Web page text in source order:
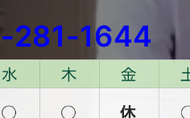
281-1644